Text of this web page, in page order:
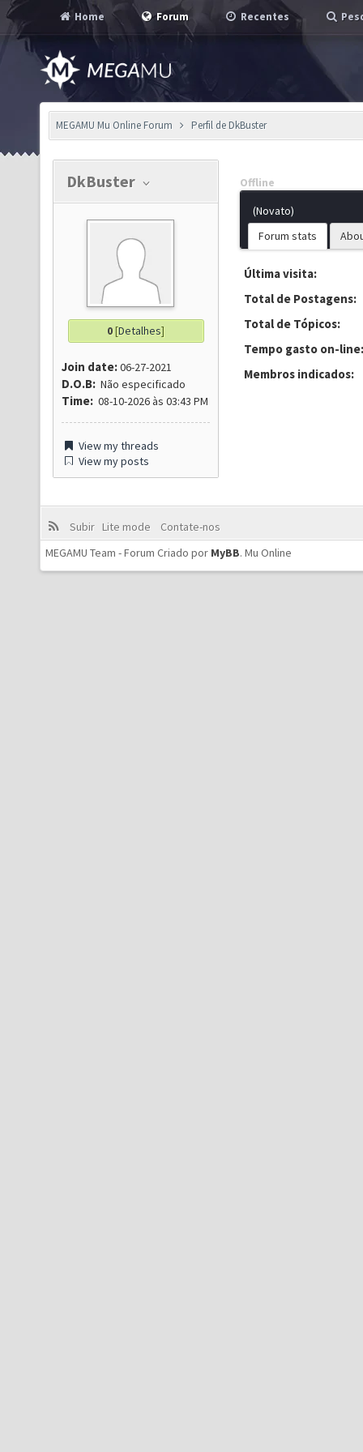
Home Forum Recentes
MEGAMU Mu Online Forum Perfil de DkBuster
DkBuster
0[Detalhes]
Join date:06-27-2021
D.O.B: Não especificado
Time: 08-10-2026 às 03:43 PM
View my threads
View my posts
Offline
(Novato)
Forum stats
Última visita:
Total de Postagens:
Total de Tópicos:
Tempo gasto on-line:
Membros indicados:
Subir Lite mode
Contate-nos
MEGAMU Team - Forum Criado por MyBB. Mu Online